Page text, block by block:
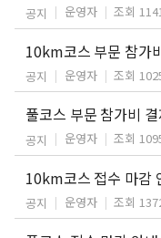
공지 운영자 조회
10km코스 부문 참가
공지 운영자 조회
풀코스 부문 참가비
공지 운영자 조회
10km코스 접수 마감
공지 운영자 조회